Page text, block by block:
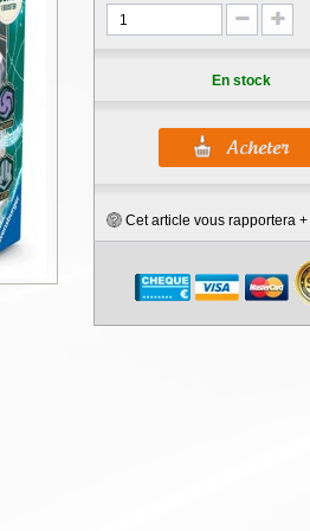
En stock
Cet article vous rapportera +